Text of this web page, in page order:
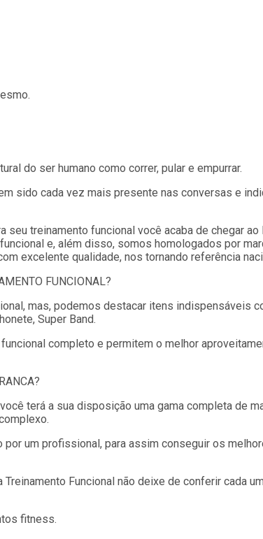
do ser humano como correr, pular e empurrar.
sido cada vez mais presente nas conversas e
seu treinamento funcional você acaba de chegar ao
e, além disso, somos homologados por
excelente qualidade, nos tornando referência
FUNCIONAL?
mas, podemos destacar itens indispensáveis
Super Band.
completo e permitem o melhor
terá a sua disposição uma gama completa de
um profissional, para assim conseguir os
Funcional não deixe de conferir cada
fitness.